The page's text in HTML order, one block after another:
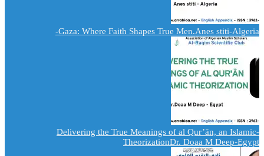
Gaza: Where Faith Shapes True Men.Anes stiti-Algeria-
-Delivering the True Meanings of al Qur’ān, an Islamic
TheorizationDr. Doaa M Deep-Egypt